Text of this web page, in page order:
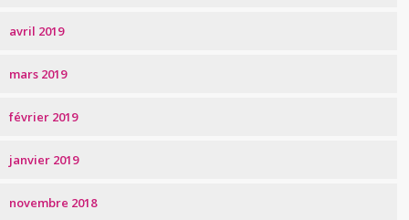
avril 2019
mars 2019
février 2019
janvier 2019
novembre 2018